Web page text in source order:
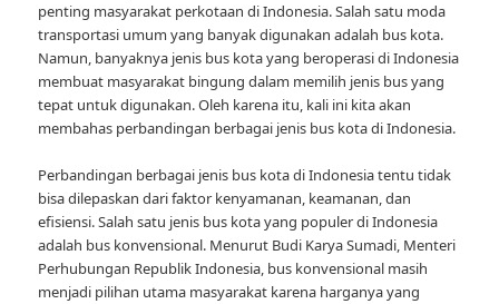
penting masyarakat perkotaan di Indonesia. Salah satu moda
transportasi umum yang banyak digunakan adalah bus kota.
Namun, banyaknya jenis bus kota yang beroperasi di Indonesia
membuat masyarakat bingung dalam memilih jenis bus yang
tepat untuk digunakan. Oleh karena itu, kali ini kita akan
membahas perbandingan berbagai jenis bus kota di Indonesia.
Perbandingan berbagai jenis bus kota di Indonesia tentu tidak
bisa dilepaskan dari faktor kenyamanan, keamanan, dan
efisiensi. Salah satu jenis bus kota yang populer di Indonesia
adalah bus konvensional. Menurut Budi Karya Sumadi, Menteri
Perhubungan Republik Indonesia, bus konvensional masih
menjadi pilihan utama masyarakat karena harganya yang